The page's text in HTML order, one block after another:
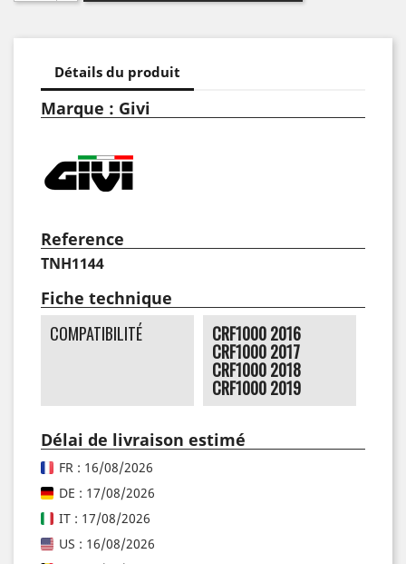
Détails du produit
Marque : Givi
Reference
TNH1144
Fiche technique
COMPATIBILITÉ CRF1000 2016
CRF1000 2017
CRF1000 2018
CRF1000 2019
Délai de livraison estimé
FR : 16/08/2026
DE : 17/08/2026
IT : 17/08/2026
US : 16/08/2026